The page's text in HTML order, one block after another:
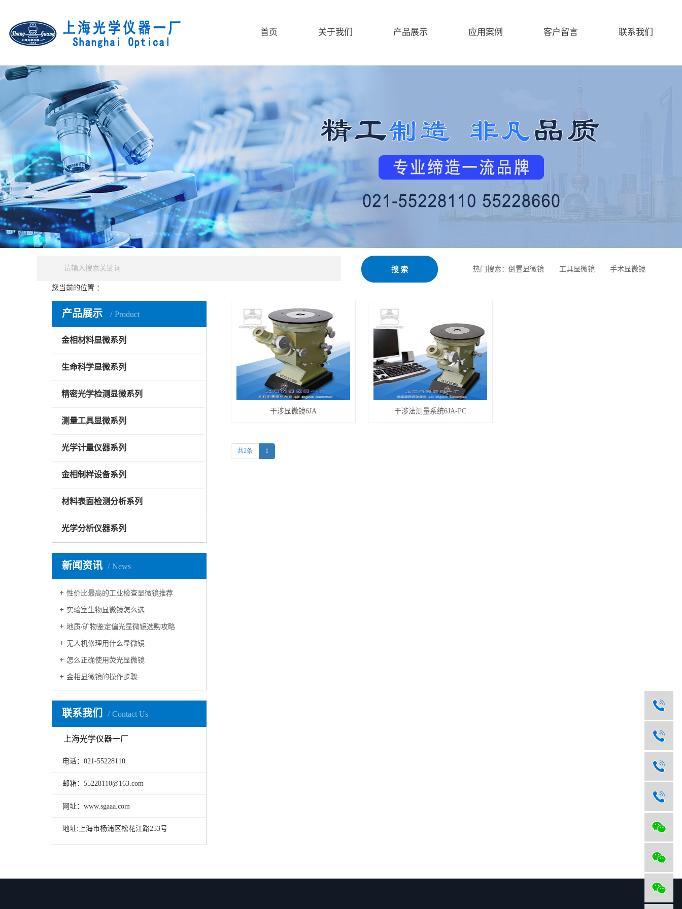
首页 关于我们 产品展示 应用案例 客户留言 联系我们
热门搜索： 倒置显微镜 工具显微镜 手术显微镜
您当前的位置 ：
产品展示 Product
金相材料显微系列
生命科学显微系列
精密光学检测显微系列
测量工具显微系列
光学计量仪器系列
金相制样设备系列
材料表面检测分析系列
光学分析仪器系列
新闻资讯 News
性价比最高的工业检查显微镜推荐
实验室生物显微镜怎么选
地质/矿物鉴定偏光显微镜选购攻略
无人机修理用什么显微镜
怎么正确使用荧光显微镜
金相显微镜的操作步骤
联系我们 Contact Us
上海光学仪器一厂
电话：021-55228110
邮箱：55228110@163.com
网址：www.sgaaa.com
地址:上海市杨浦区松花江路253号
干涉显微镜6JA 干涉法测量系统6JA-PC
共2条 1